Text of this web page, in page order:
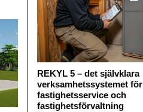
REKYL 5 – det självklara
verksamhetssystemet för
fastighetsservice och
fastighetsförvaltning